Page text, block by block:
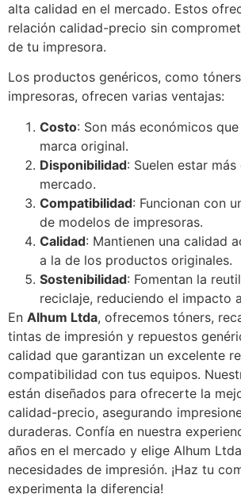
alta calidad en el mercado. Estos
relación calidad-precio sin
de tu impresora.
Los productos genéricos, como
impresoras, ofrecen varias ventajas:
Costo: Son más económicos
marca original.
Disponibilidad: Suelen estar
mercado.
Compatibilidad: Funcionan con
de modelos de impresoras.
Calidad: Mantienen una calidad
a la de los productos originales.
Sostenibilidad: Fomentan la
reciclaje, reduciendo el impacto
En Alhum Ltda, ofrecemos tóners,
tintas de impresión y repuestos
calidad que garantizan un excelente
compatibilidad con tus equipos.
están diseñados para ofrecerte la
calidad-precio, asegurando
duraderas. Confía en nuestra
años en el mercado y elige Alhum
necesidades de impresión. ¡Haz tu
experimenta la diferencia!